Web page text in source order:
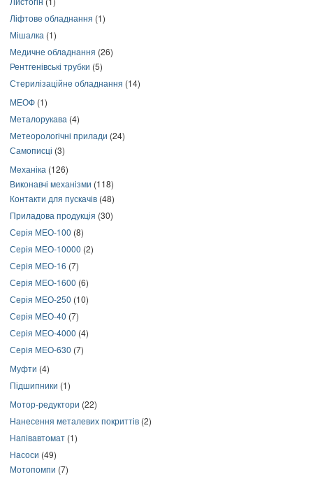
Ліфтове обладнання (1)
Мішалка (1)
Медичне обладнання (26)
Рентгенівські трубки (5)
Стерилізаційне обладнання (14)
МЕОФ (1)
Металорукава (4)
Метеорологічні прилади (24)
Самописці (3)
Механіка (126)
Виконавчі механізми (118)
Контакти для пускачів (48)
Приладова продукція (30)
Серія МЕО-100 (8)
Серія МЕО-10000 (2)
Серія МЕО-16 (7)
Серія МЕО-1600 (6)
Серія МЕО-250 (10)
Серія МЕО-40 (7)
Серія МЕО-4000 (4)
Серія МЕО-630 (7)
Муфти (4)
Підшипники (1)
Мотор-редуктори (22)
Нанесення металевих покриттів (2)
Напівавтомат (1)
Насоси (49)
Мотопомпи (7)